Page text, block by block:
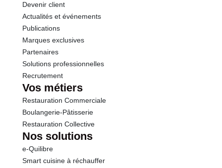
Devenir client
Actualités et événements
Publications
Marques exclusives
Partenaires
Solutions professionnelles
Recrutement
Vos métiers
Restauration Commerciale
Boulangerie-Pâtisserie
Restauration Collective
Nos solutions
e-Quilibre
Smart cuisine à réchauffer